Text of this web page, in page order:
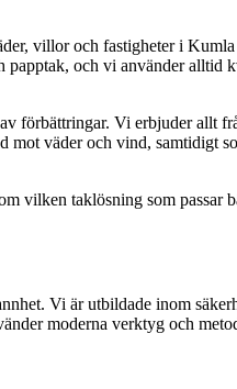
villor och fastigheter i
och vi använder alltid
förbättringar. Vi erbjuder allt
väder och vind, samtidigt
vilken taklösning som passar
Vi är utbildade inom
moderna verktyg och